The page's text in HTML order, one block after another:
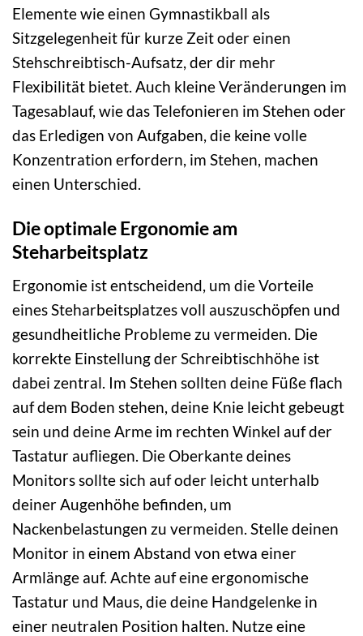
Elemente wie einen Gymnastikball als
Sitzgelegenheit für kurze Zeit oder einen
Stehschreibtisch-Aufsatz, der dir mehr
Flexibilität bietet. Auch kleine Veränderungen im
Tagesablauf, wie das Telefonieren im Stehen oder
das Erledigen von Aufgaben, die keine volle
Konzentration erfordern, im Stehen, machen
einen Unterschied.
Die optimale Ergonomie am
Steharbeitsplatz
Ergonomie ist entscheidend, um die Vorteile
eines Steharbeitsplatzes voll auszuschöpfen und
gesundheitliche Probleme zu vermeiden. Die
korrekte Einstellung der Schreibtischhöhe ist
dabei zentral. Im Stehen sollten deine Füße flach
auf dem Boden stehen, deine Knie leicht gebeugt
sein und deine Arme im rechten Winkel auf der
Tastatur aufliegen. Die Oberkante deines
Monitors sollte sich auf oder leicht unterhalb
deiner Augenhöhe befinden, um
Nackenbelastungen zu vermeiden. Stelle deinen
Monitor in einem Abstand von etwa einer
Armlänge auf. Achte auf eine ergonomische
Tastatur und Maus, die deine Handgelenke in
einer neutralen Position halten. Nutze eine